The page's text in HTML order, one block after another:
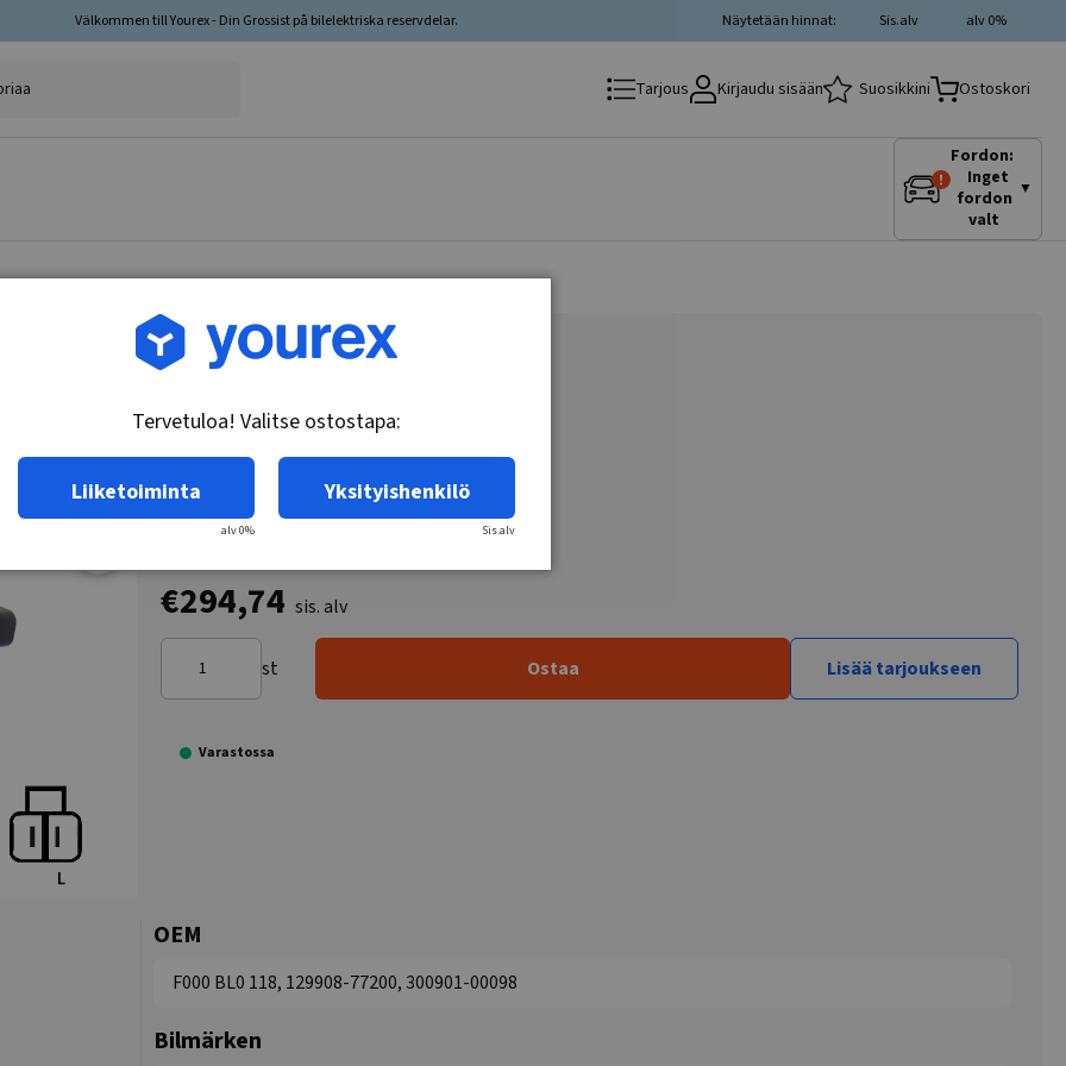
Välkommen till Yourex - Din Grossist på bilelektriska reservdelar. alv 0%
Sis.alv
Näytetään hinnat:
Tarjous Kirjaudu sisään Suosikkini Ostoskori
Fordon:
Inget
fordon
valt
▼
Tuotenro.: 90-678-9908
€294,74 sis. alv
st Ostaa Lisää tarjoukseen
Varastossa
OEM
F000 BL0 118, 129908-77200, 300901-00098
Bilmärken
Tervetuloa! Valitse ostostapa:
Liiketoiminta
alv 0%
Yksityishenkilö
Sis.alv